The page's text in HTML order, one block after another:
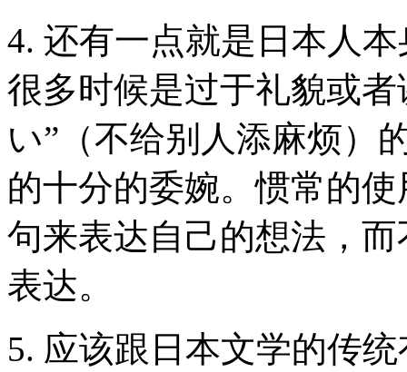
4. 还有一点就是日本人
很多时候是过于礼貌或
い”（不给别人添麻烦）
的十分的委婉。惯常的
句来表达自己的想法，
表达。
5. 应该跟日本文学的传